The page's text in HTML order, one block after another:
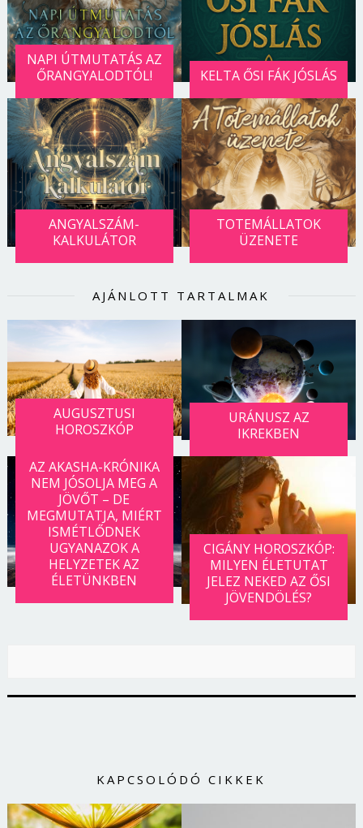
NAPI ÚTMUTATÁS AZ
ŐRANGYALODTÓL!
KELTA ŐSI FÁK JÓSLÁS
ANGYALSZÁM-
KALKULÁTOR
TOTEMÁLLATOK
ÜZENETE
AJÁNLOTT TARTALMAK
AUGUSZTUSI
HOROSZKÓP
URÁNUSZ AZ
IKREKBEN
AZ AKASHA-KRÓNIKA
NEM JÓSOLJA MEG A
JÖVŐT – DE
MEGMUTATJA, MIÉRT
ISMÉTLŐDNEK
UGYANAZOK A
HELYZETEK AZ
ÉLETÜNKBEN
CIGÁNY HOROSZKÓP:
MILYEN ÉLETUTAT
JELEZ NEKED AZ ŐSI
JÖVENDÖLÉS?
KAPCSOLÓDÓ CIKKEK